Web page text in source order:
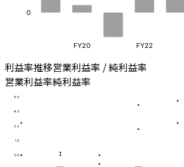
0
FY20 FY22
利益率推移営業利益率 / 純利益率
営業利益率純利益率
0.0
1.5
3.0
4.5
6.0